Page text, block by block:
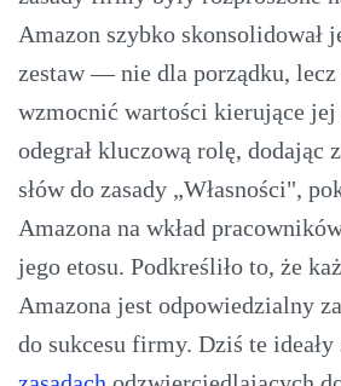
Amazon szybko skonsolidował
zestaw — nie dla porządku,
wzmocnić wartości kierujące
odegrał kluczową rolę, dodając
słów do zasady „Własności",
Amazona na wkład
jego etosu. Podkreśliło to, że
Amazona jest odpowiedzialny
do sukcesu firmy. Dziś te ideały